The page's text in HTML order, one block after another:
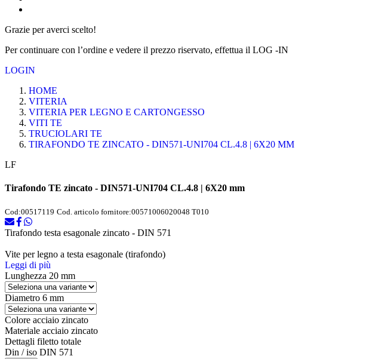
Grazie per averci scelto!
Per continuare con l’ordine e vedere il prezzo riservato, effettua il LOG -IN
LOGIN
HOME
VITERIA
VITERIA PER LEGNO E CARTONGESSO
VITI TE
TRUCIOLARI TE
TIRAFONDO TE ZINCATO - DIN571-UNI704 CL.4.8 | 6X20 MM
LF
Tirafondo TE zincato - DIN571-UNI704 CL.4.8 | 6X20 mm
Cod:00517119 Cod. articolo fornitore:00571006020048 T010
Tirafondo testa esagonale zincato - DIN 571
Vite per legno a testa esagonale (tirafondo)
Leggi di più
Lunghezza 20 mm
Diametro 6 mm
Colore acciaio zincato
Materiale acciaio zincato
Dettagli filetto totale
Din / iso DIN 571